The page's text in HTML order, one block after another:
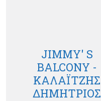
JIMMY' S
BALCONY -
ΚΑΛΑΪΤΖΗΣ
ΔΗΜΗΤΡΙΟΣ